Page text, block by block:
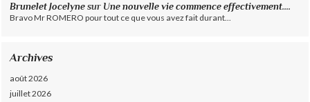
Brunelet Jocelyne sur Une nouvelle vie commence effectivement....
Bravo Mr ROMERO pour tout ce que vous avez fait durant...
Archives
août 2026
juillet 2026